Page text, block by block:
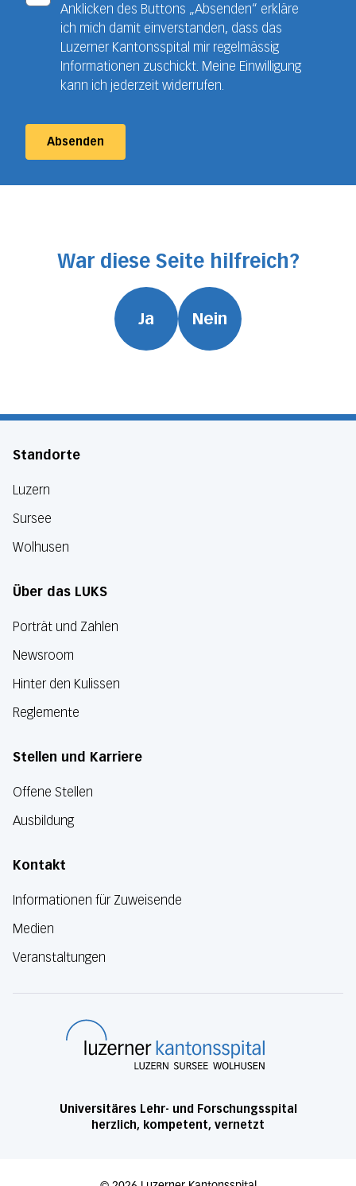
Anklicken des Buttons „Absenden“ erkläre
ich mich damit einverstanden, dass das
Luzerner Kantonsspital mir regelmässig
Informationen zuschickt. Meine Einwilligung
kann ich jederzeit widerrufen.
Absenden
War diese Seite hilfreich?
Ja Nein
Standorte
Luzern
Sursee
Wolhusen
Über das LUKS
Porträt und Zahlen
Newsroom
Hinter den Kulissen
Reglemente
Stellen und Karriere
Offene Stellen
Ausbildung
Kontakt
Informationen für Zuweisende
Medien
Veranstaltungen
Universitäres Lehr- und Forschungsspital
herzlich, kompetent, vernetzt